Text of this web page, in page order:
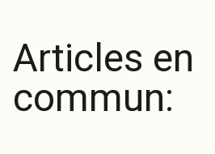
Articles en
commun: